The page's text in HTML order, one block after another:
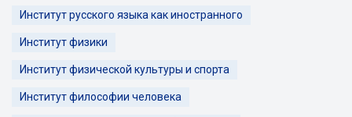
Институт русского языка как иностранного
Институт физики
Институт физической культуры и спорта
Институт философии человека